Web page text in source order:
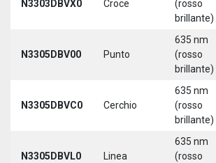
N3303DBVX0 Croce
(rosso
brillante)
N3305DBV00 Punto
635 nm
(rosso
brillante)
N3305DBVC0 Cerchio
635 nm
(rosso
brillante)
N3305DBVL0 Linea
635 nm
(rosso